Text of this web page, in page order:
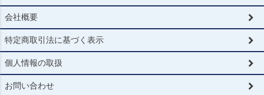
会社概要
特定商取引法に基づく表示
個人情報の取扱
お問い合わせ